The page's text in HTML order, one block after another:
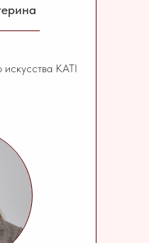
искусства KATI